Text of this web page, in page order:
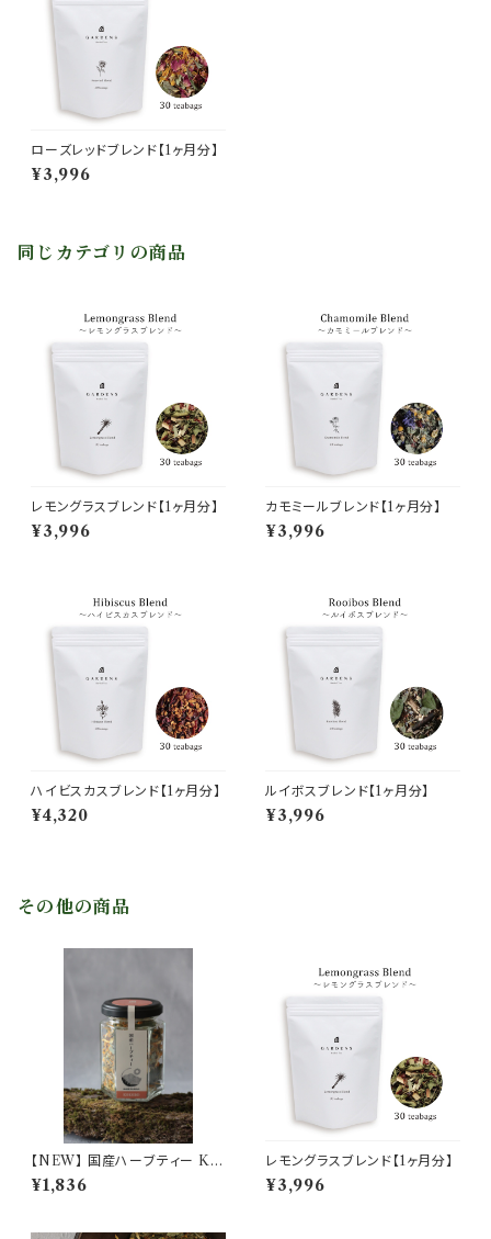
ローズレッドブレンド【1ヶ月分】
¥3,996
同じカテゴリの商品
レモングラスブレンド【1ヶ月分】
¥3,996
カモミールブレンド【1ヶ月分】
¥3,996
ハイビスカスブレンド【1ヶ月分】
¥4,320
ルイボスブレンド【1ヶ月分】
¥3,996
その他の商品
【NEW】 国産ハーブティー KO
KORO-こころ
¥1,836
レモングラスブレンド【1ヶ月分】
¥3,996